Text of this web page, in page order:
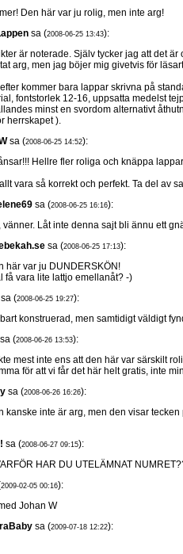
Den här var ju rolig, men inte arg!
sa (2008-06-25 13:43):
är noterade. Själv tycker jag att det
arg, men jag böjer mig givetvis för
kommer bara lappar skrivna på
fontstorlek 12-16, uppsatta medelst
minst en svordom alternativt
herrskapet ).
sa (2008-06-25 14:52):
Hellre fler roliga och knäppa
vara så korrekt och perfekt. Ta del av
sa (2008-06-25 16:16):
vänner. Låt inte denna sajt bli ännu ett
sa (2008-06-25 17:13):
här var ju DUNDERSKÖN!
få vara lite lattjo emellanåt? -)
sa (2008-06-25 19:27):
konstruerad, men samtidigt väldigt
sa (2008-06-26 13:53):
mest inte ens att den här var särskilt
för att vi får det här helt gratis, inte
sa (2008-06-26 16:26):
kanske inte är arg, men den visar
sa (2008-06-27 09:15):
HAR DU UTELÄMNAT
2009-02-05 00:16):
Johan W
sa (2009-07-18 12:22):